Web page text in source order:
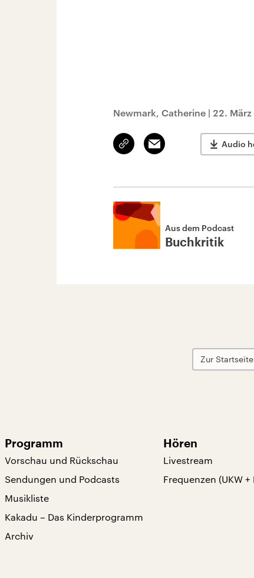
Newmark, Catherine | 22.
Link
kopieren/teilen
Email Audio
Aus dem Podcast
Buchkritik
Zur Startseite
Programm
Vorschau und Rückschau
Sendungen und Podcasts
Musikliste
Kakadu – Das Kinderprogramm
Archiv
Hören
Livestream
Frequenzen (UKW +